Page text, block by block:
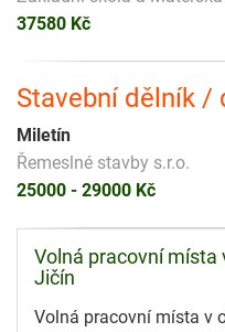
37580 Kč
Stavební dělník /
Miletín
Řemeslné stavby s.r.o.
25000 - 29000 Kč
Volná pracovní místa
Jičín
Volná pracovní místa v